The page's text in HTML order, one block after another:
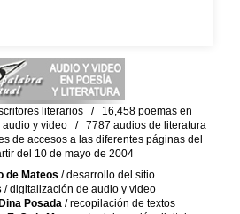
literarios / 16,458 poemas en
y video / 7787 audios de literatura
de accesos a las diferentes páginas del
del 10 de mayo de 2004
de Mateos / desarrollo del sitio
/ digitalización de audio y video
Posada/ recopilación de textos